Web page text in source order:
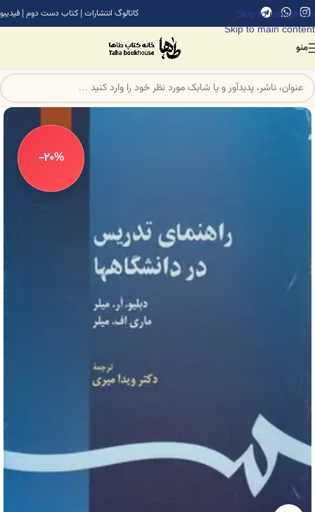
Skip to navigation
Skip to main content
کاتالوگ انتشارات | کتاب دست دوم | فیدیبو
منو
-20%